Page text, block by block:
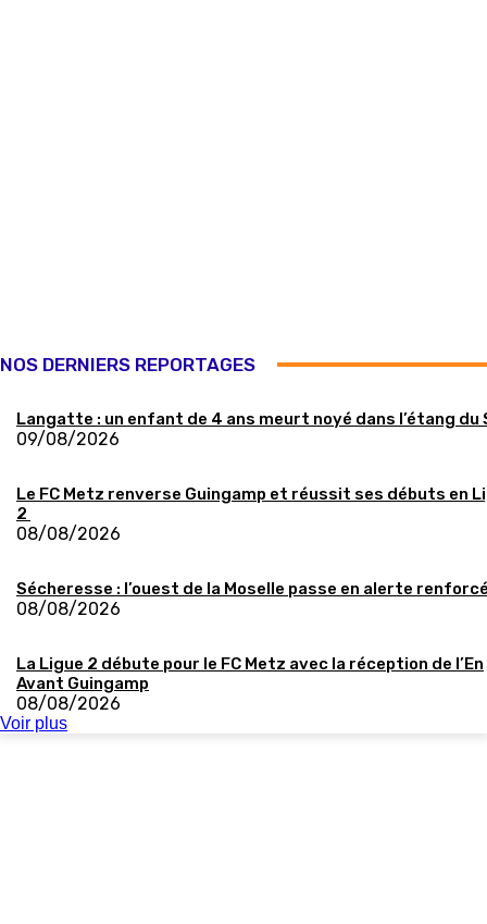
NOS DERNIERS REPORTAGES
Langatte : un enfant de 4 ans meurt noyé dans l’étang du
09/08/2026
Le FC Metz renverse Guingamp et réussit ses débuts en
2
08/08/2026
Sécheresse : l’ouest de la Moselle passe en alerte
08/08/2026
La Ligue 2 débute pour le FC Metz avec la réception de l’En
Avant Guingamp
08/08/2026
Voir plus